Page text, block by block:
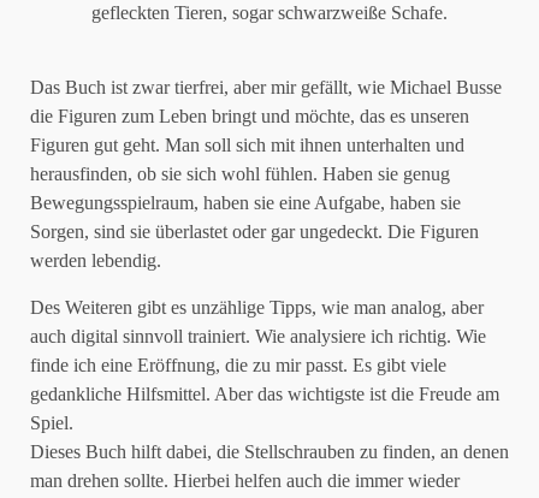
gefleckten Tieren, sogar schwarzweiße Schafe.
Das Buch ist zwar tierfrei, aber mir gefällt, wie Michael Busse
die Figuren zum Leben bringt und möchte, das es unseren
Figuren gut geht. Man soll sich mit ihnen unterhalten und
herausfinden, ob sie sich wohl fühlen. Haben sie genug
Bewegungsspielraum, haben sie eine Aufgabe, haben sie
Sorgen, sind sie überlastet oder gar ungedeckt. Die Figuren
werden lebendig.
Des Weiteren gibt es unzählige Tipps, wie man analog, aber
auch digital sinnvoll trainiert. Wie analysiere ich richtig. Wie
finde ich eine Eröffnung, die zu mir passt. Es gibt viele
gedankliche Hilfsmittel. Aber das wichtigste ist die Freude am
Spiel.
Dieses Buch hilft dabei, die Stellschrauben zu finden, an denen
man drehen sollte. Hierbei helfen auch die immer wieder